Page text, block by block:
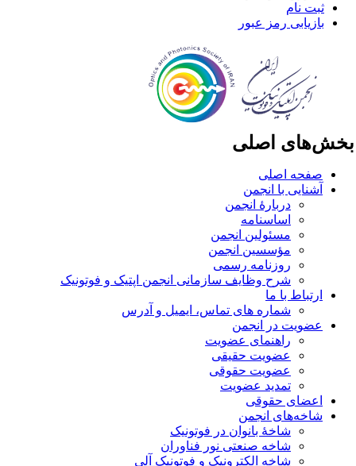
ثبت نام
بازیابی رمز عبور
اصلی
صفحه اصلی
آشنایی با انجمن
دربارۀ انجمن
اساسنامه
مسئولین انجمن
مؤسسین انجمن
روزنامه رسمی
شرح وظایف سازمانی انجمن اپتیک و فوتونیک
ارتباط با ما
شماره های تماس، ایمیل و آدرس
عضویت در انجمن
راهنمای عضویت
عضویت حقیقی
عضویت حقوقی
تمدید عضویت
اعضای حقوقی
شاخه‌های انجمن
شاخۀ بانوان در فوتونیک
شاخه صنعتی نور فناوران
شاخه‌ الکترونیک و فوتونیک آلی